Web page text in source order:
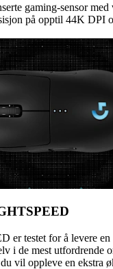
gaming-sensor
på opptil 44K DPI
er testet for å levere en
i de mest utfordrende
vil oppleve en ekstra